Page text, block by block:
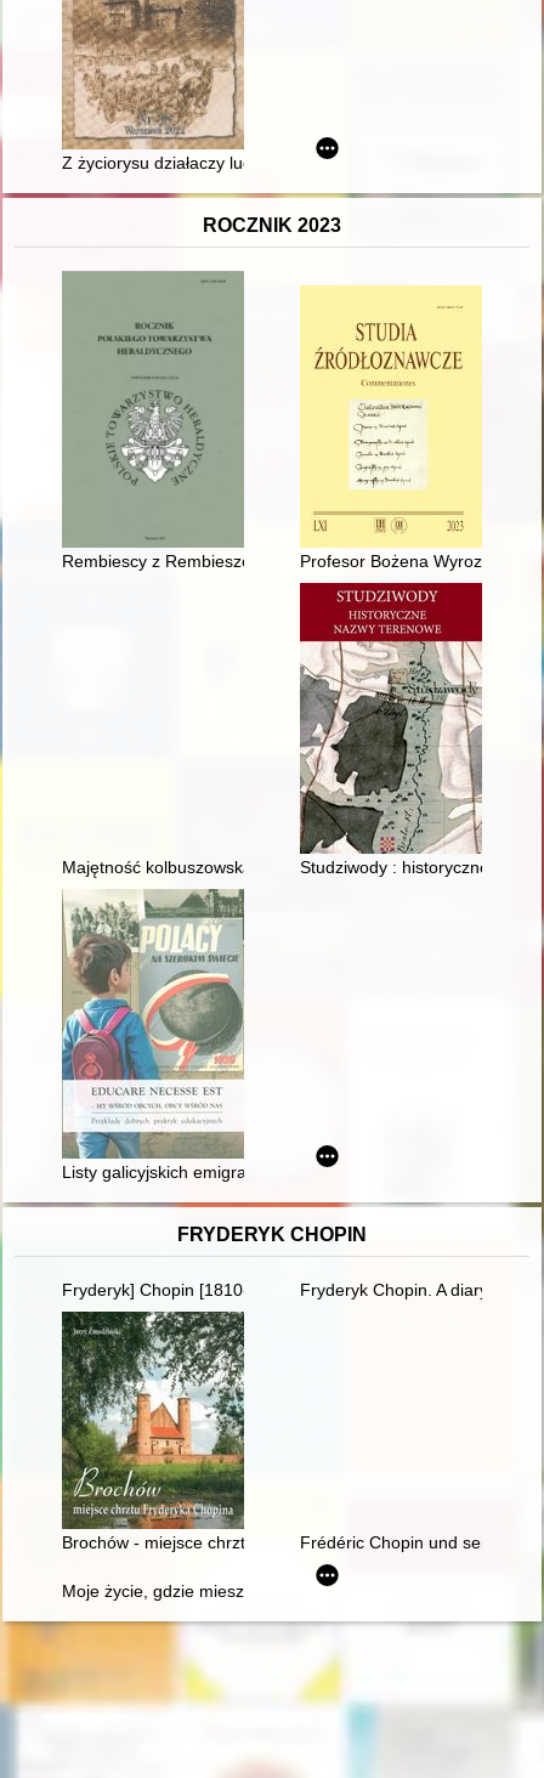
Z życiorysu działaczy ludowych : Stanisław Zdzisław Roś
ROCZNIK 2023
Rembiescy z Rembieszowa herbu Jastrzębiec w Sieradzkiem
Profesor Bożena Wyrozumska
Majętność kolbuszowska w XIX wiekuStudziwody : historyczne
Listy galicyjskich emigrantów z początku XX wieku jako
FRYDERYK CHOPIN
Fryderyk] Chopin [1810-1849] Fryderyk Chopin. A diary in
Brochów - miejsce chrztu Fryderyka ChopinaFrédéric Chopin und seine Zeit
Moje życie, gdzie mieszka B[r]zowski?" - glosa do datowania